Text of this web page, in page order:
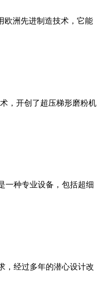
欧洲先进制造技术，它能
，开创了超压梯形磨粉机
一种专业设备，包括超细
，经过多年的潜心设计改